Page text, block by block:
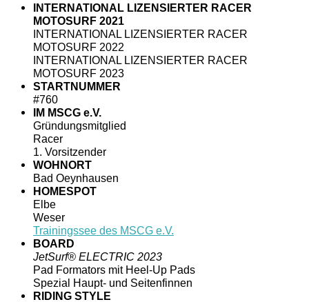
INTERNATIONAL LIZENSIERTER RACER
MOTOSURF 2021
INTERNATIONAL LIZENSIERTER RACER
MOTOSURF 2022
INTERNATIONAL LIZENSIERTER RACER
MOTOSURF 2023
STARTNUMMER
#760
IM MSCG e.V.
Gründungsmitglied
Racer
1. Vorsitzender
WOHNORT
Bad Oeynhausen
HOMESPOT
Elbe
Weser
Trainingssee des MSCG e.V.
BOARD
JetSurf® ELECTRIC 2023
Pad Formators mit Heel-Up Pads
Spezial Haupt- und Seitenfinnen
RIDING STYLE